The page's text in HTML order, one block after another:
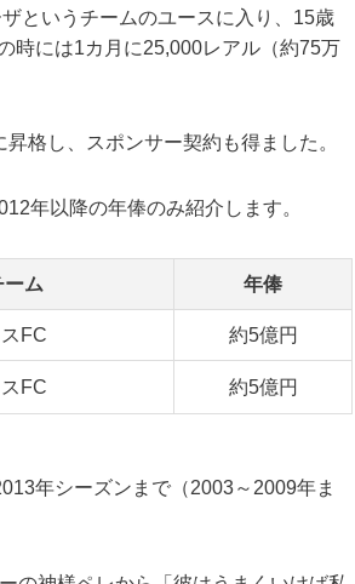
というチームのユースに入り、15歳
時には1カ月に25,000レアル（約75万
格し、スポンサー契約も得ました。
年以降の年俸のみ紹介します。
ーム 年俸
FC 約5億円
FC 約5億円
年シーズンまで（2003～2009年ま